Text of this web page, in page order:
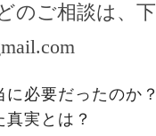
のご相談は、
に必要だったのか
実とは？